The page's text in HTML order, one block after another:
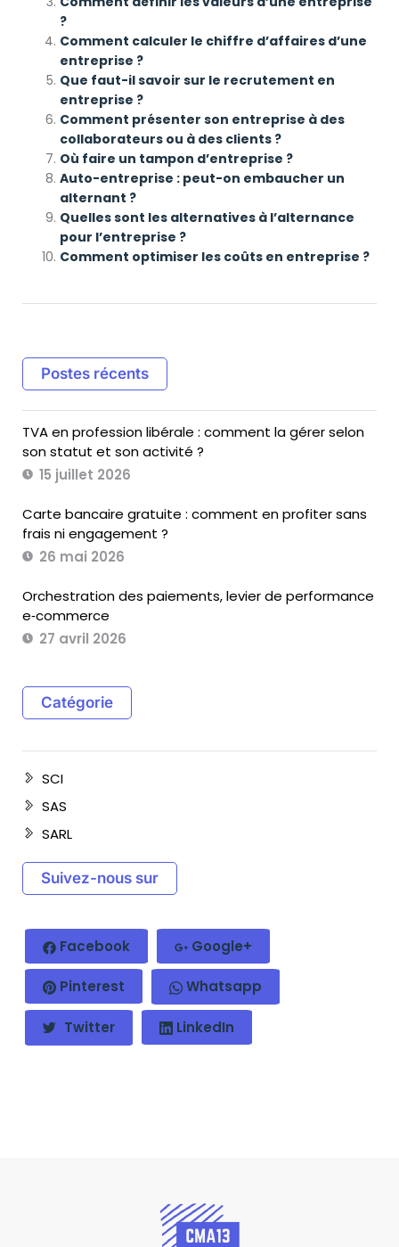
?
Comment calculer le chiffre d’affaires d’une
entreprise ?
Que faut-il savoir sur le recrutement en
entreprise ?
Comment présenter son entreprise à des
collaborateurs ou à des clients ?
Où faire un tampon d’entreprise ?
Auto-entreprise : peut-on embaucher un
alternant ?
Quelles sont les alternatives à l’alternance
pour l’entreprise ?
Comment optimiser les coûts en entreprise ?
Postes récents
TVA en profession libérale : comment la gérer selon
son statut et son activité ?
15 juillet 2026
Carte bancaire gratuite : comment en profiter sans
frais ni engagement ?
26 mai 2026
Orchestration des paiements, levier de performance
e‑commerce
27 avril 2026
Catégorie
SCI
SAS
SARL
Suivez-nous sur
Facebook Google+
Pinterest Whatsapp
Twitter LinkedIn